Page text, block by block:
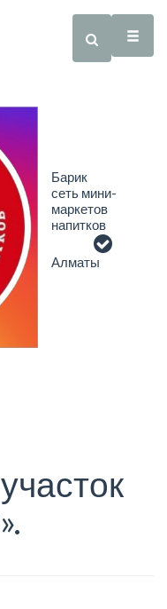
Барик
сеть мини-
маркетов
напитков
Алматы